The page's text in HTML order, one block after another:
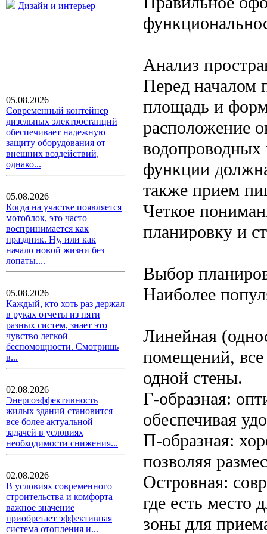
Дизайн и интерьер
05.08.2026
Современный контейнер
дизельных электростанций
обеспечивает надежную
защиту оборудования от
внешних воздействий,
однако...
05.08.2026
Когда на участке появляется
мотоблок, это часто
воспринимается как
праздник. Ну, или как
начало новой жизни без
лопаты....
05.08.2026
Каждый, кто хоть раз держал
в руках отчеты из пяти
разных систем, знает это
чувство легкой
беспомощности. Смотришь
в...
02.08.2026
Энергоэффективность
жилых зданий становится
все более актуальной
задачей в условиях
необходимости снижения...
02.08.2026
В условиях современного
строительства и комфорта
важное значение
приобретает эффективная
система отопления и...
Анализ
Перед началом
площадь и
расположение
функции
также прием
Четкое
планировку и
Выбор
Наиболее
Линейная
помещений,
одной стены.
Г-образная:
обеспечивая
П-образная:
позволяя
Островная:
где есть место
зоны для